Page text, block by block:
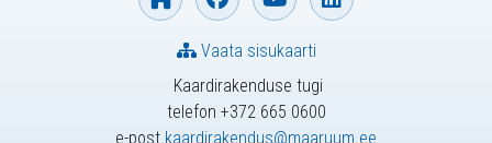
Kaardirakenduse tugi
telefon +372 665 0600
e-post kaardirakendus@maaruum.ee
Vaata sisukaarti